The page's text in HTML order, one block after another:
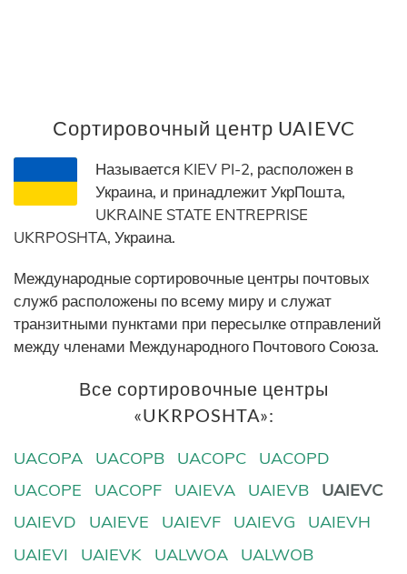
Сортировочный центр UAIEVC
Называется KIEV PI-2, расположен в
Украина, и принадлежит УкрПошта,
UKRAINE STATE ENTREPRISE
UKRPOSHTA, Украина.
Международные сортировочные центры почтовых
служб расположены по всему миру и служат
транзитными пунктами при пересылке отправлений
между членами Международного Почтового Союза.
Все сортировочные центры
«UKRPOSHTA»:
UACOPA UACOPB UACOPC
UACOPD
UACOPE
UACOPF UAIEVA UAIEVB
UAIEVC
UAIEVD
UAIEVE UAIEVF UAIEVG
UAIEVH
UAIEVI
UAIEVK UALWOA
UALWOB